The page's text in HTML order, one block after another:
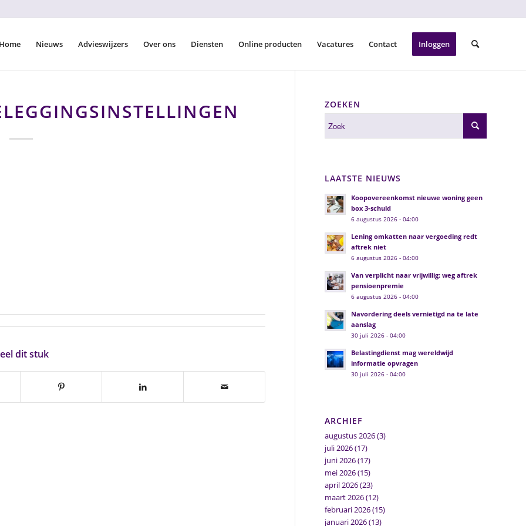
Nieuws Advieswijzers Over ons Diensten Online producten Vacatures Contact Inloggen
dit stuk
ZOEKEN
LAATSTE NIEUWS
Koopovereenkomst nieuwe woning geen
box 3-schuld
6 augustus 2026 - 04:00
Lening omkatten naar vergoeding redt
aftrek niet
6 augustus 2026 - 04:00
Van verplicht naar vrijwillig: weg aftrek
pensioenpremie
6 augustus 2026 - 04:00
Navordering deels vernietigd na te late
aanslag
30 juli 2026 - 04:00
Belastingdienst mag wereldwijd
informatie opvragen
30 juli 2026 - 04:00
ARCHIEF
augustus 2026(3)
juli 2026(17)
juni 2026(17)
mei 2026(15)
april 2026(23)
maart 2026(12)
februari 2026(15)
januari 2026(13)